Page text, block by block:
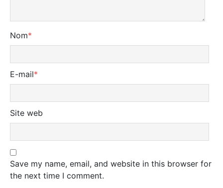
Nom*
E-mail*
Site web
Save my name, email, and website in this browser for
the next time I comment.